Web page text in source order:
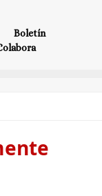
Boletín